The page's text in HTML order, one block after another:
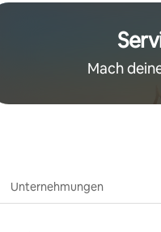
Mach
Unternehmungen